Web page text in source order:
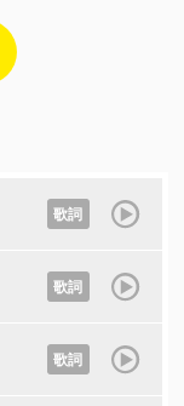
歌詞
歌詞
歌詞